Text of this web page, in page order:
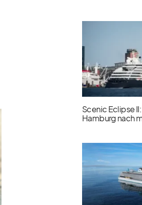
Scenic Eclipse
Hamburg nach